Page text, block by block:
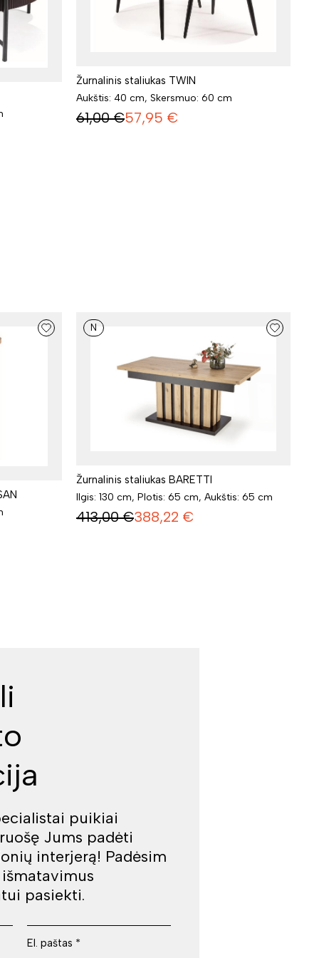
Žurnalinis staliukas TWIN
Aukštis: 40 cm, Skersmuo: 60 cm
61,00 €57,95 €
N
Žurnalinis staliukas BARETTI
Ilgis: 130 cm, Plotis: 65 cm, Aukštis: 65 cm
413,00 €388,22 €
puikiai
Jums padėti
interjerą! Padėsim
pasiekti.